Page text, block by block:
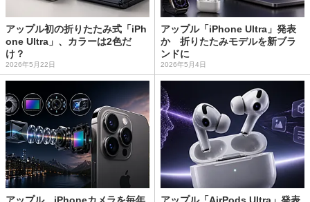
アップル初の折りたたみ式「iPh
one Ultra」、カラーは2色だ
け？
2026年5月22日
アップル「iPhone Ultra」発表
か 折りたたみモデルを新ブラ
ンドに
2026年5月4日